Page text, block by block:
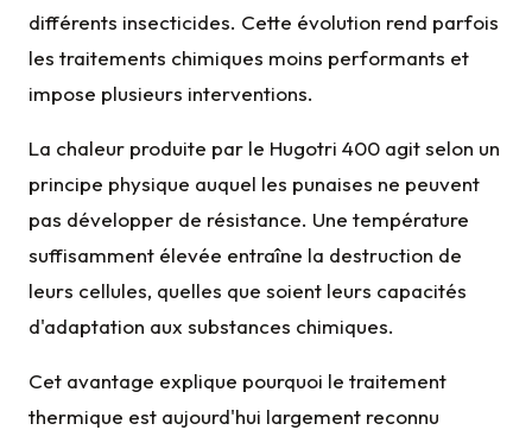
différents insecticides. Cette évolution rend parfois
les traitements chimiques moins performants et
impose plusieurs interventions.
La chaleur produite par le Hugotri 400 agit selon un
principe physique auquel les punaises ne peuvent
pas développer de résistance. Une température
suffisamment élevée entraîne la destruction de
leurs cellules, quelles que soient leurs capacités
d'adaptation aux substances chimiques.
Cet avantage explique pourquoi le traitement
thermique est aujourd'hui largement reconnu